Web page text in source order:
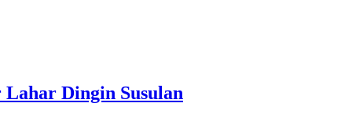
Dingin Susulan